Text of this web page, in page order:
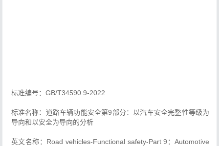
标准编号：GB/T34590.9-2022
标准名称：道路车辆功能安全第9部分：以汽车安全完整性等级为
导向和以安全为导向的分析
英文名称：Road vehicles-Functional safety-Part 9：Automotive